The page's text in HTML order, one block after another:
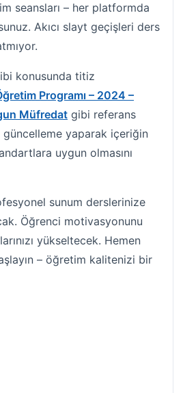
seansları – her platformda
Akıcı slayt geçişleri ders
konusunda titiz
Programı – 2024 –
Müfredat gibi referans
yaparak içeriğin
uygun olmasını
sunum derslerinize
Öğrenci motivasyonunu
yükseltecek. Hemen
– öğretim kalitenizi bir